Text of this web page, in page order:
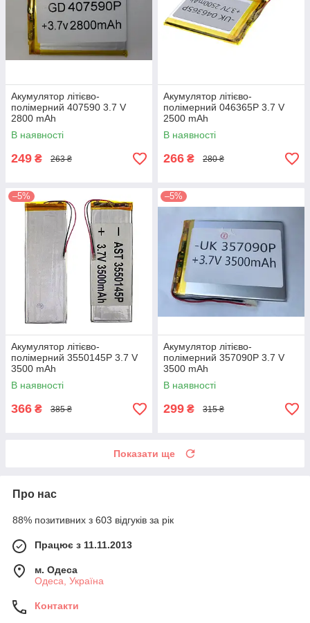
Акумулятор літієво-
полімерний 407590 3.7 V
2800 mAh
В наявності
249 ₴ 263 ₴
Акумулятор літієво-
полімерний 046365P 3.7 V
2500 mAh
В наявності
266 ₴ 280 ₴
–5%
Акумулятор літієво-
полімерний 3550145P 3.7 V
3500 mAh
В наявності
366 ₴ 385 ₴
–5%
Акумулятор літієво-
полімерний 357090P 3.7 V
3500 mAh
В наявності
299 ₴ 315 ₴
Показати ще
Про нас
88% позитивних з 603 відгуків за рік
Працює з 11.11.2013
м. Одеса
Одеса, Україна
Контакти